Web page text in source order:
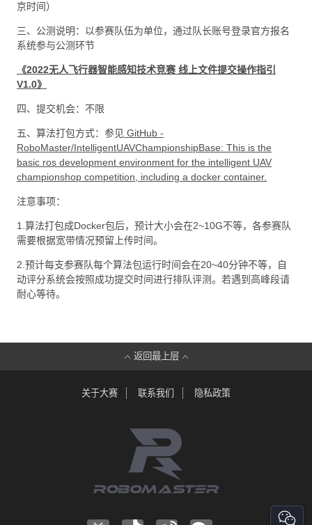
京时间）
三、公测说明：以参赛队伍为单位，通过队长账号登录官方报名
系统参与公测环节
《2022无人飞行器智能感知技术竞赛 线上文件提交操作指引
V1.0》
四、提交机会：不限
五、算法打包方式：参见 GitHub -
RoboMaster/IntelligentUAVChampionshipBase: This is the
basic ros development environment for the intelligent UAV
championshop competition, including a docker container.
注意事项：
1.算法打包成Docker包后，预计大小会在2~10G不等，各参赛队
需要根据宽带情况预留上传时间。
2.预计每支参赛队每个算法包运行时间会在20~40分钟不等，自
动评分系统会按照成功提交时间进行排队评测。若遇到高峰段请
耐心等待。
返回最上层
关于大赛 联系我们 隐私政策